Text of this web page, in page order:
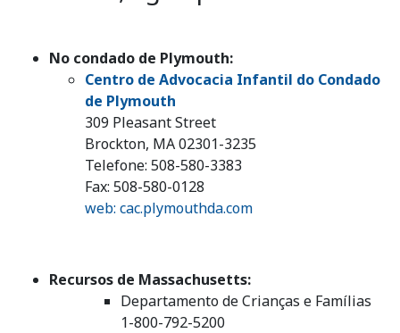
No condado de Plymouth:
Centro de Advocacia Infantil do Condado
de Plymouth
309 Pleasant Street
Brockton, MA 02301-3235
Telefone: 508-580-3383
Fax: 508-580-0128
web: cac.plymouthda.com
Recursos de Massachusetts:
Departamento de Crianças e Famílias
1-800-792-5200